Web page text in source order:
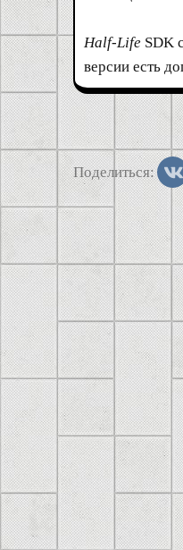
Half-Life SDK
версии есть
Поделиться: